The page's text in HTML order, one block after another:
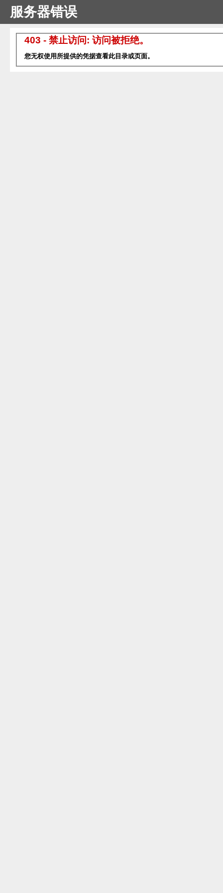
服务器错误
403 - 禁止访问: 访问被拒绝。
您无权使用所提供的凭据查看此目录或页面。